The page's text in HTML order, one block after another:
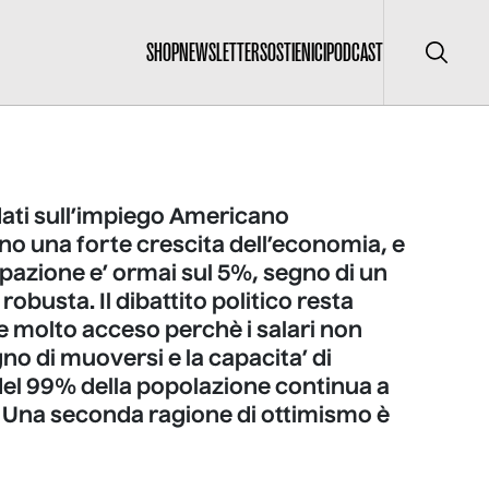
SHOPNEWSLETTERSOSTIENICIPODCAST Cerca
sull’impiego Americano
una forte crescita dell’economia, e
e’ ormai sul 5%, segno di un
Il dibattito politico resta
molto acceso perchè i salari non
di muoversi e la capacita’ di
99% della popolazione continua a
seconda ragione di ottimismo è